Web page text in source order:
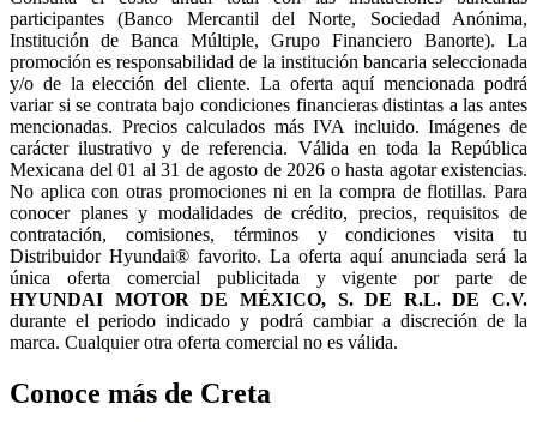
participantes (Banco Mercantil del Norte, Sociedad Anónima,
Institución de Banca Múltiple, Grupo Financiero Banorte). La
promoción es responsabilidad de la institución bancaria seleccionada
y/o de la elección del cliente. La oferta aquí mencionada podrá
variar si se contrata bajo condiciones financieras distintas a las antes
mencionadas. Precios calculados más IVA incluido. Imágenes de
carácter ilustrativo y de referencia. Válida en toda la República
Mexicana del 01 al 31 de agosto de 2026 o hasta agotar existencias.
No aplica con otras promociones ni en la compra de flotillas. Para
conocer planes y modalidades de crédito, precios, requisitos de
contratación, comisiones, términos y condiciones visita tu
Distribuidor Hyundai® favorito. La oferta aquí anunciada será la
única oferta comercial publicitada y vigente por parte de
HYUNDAI MOTOR DE MÉXICO, S. DE R.L. DE C.V.
durante el periodo indicado y podrá cambiar a discreción de la
marca. Cualquier otra oferta comercial no es válida.
Conoce más de Creta